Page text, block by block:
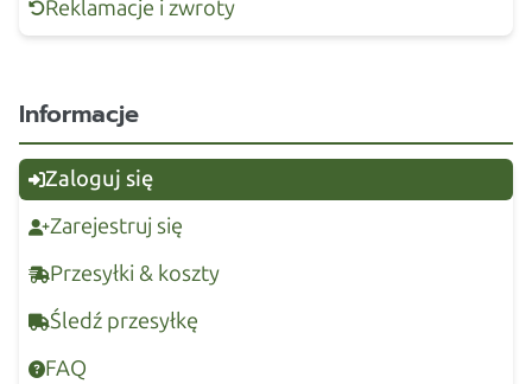
Reklamacje i zwroty
Informacje
Zaloguj się
Zarejestruj się
Przesyłki & koszty
Śledź przesyłkę
FAQ